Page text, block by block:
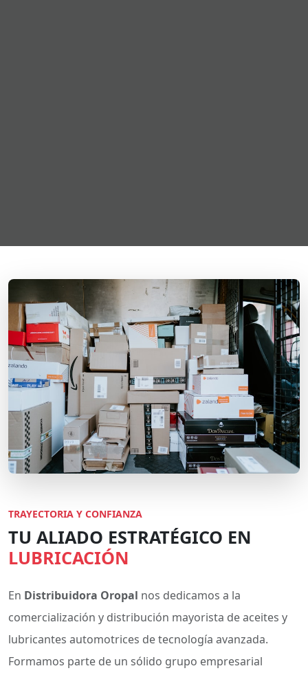
TRAYECTORIA Y CONFIANZA
TU ALIADO ESTRATÉGICO EN
LUBRICACIÓN
En Distribuidora Oropal nos dedicamos a la
comercialización y distribución mayorista de aceites y
lubricantes automotrices de tecnología avanzada.
Formamos parte de un sólido grupo empresarial